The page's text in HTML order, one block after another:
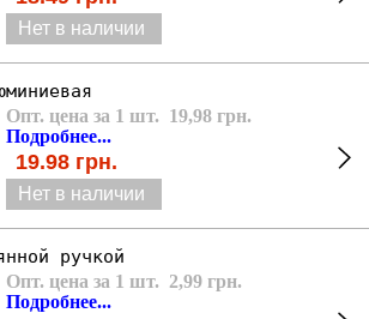
Нет в наличии
Опт. цена за 1 шт. 19,98 грн.
Подробнее...
19.98 грн.
Нет в наличии
ручкой
Опт. цена за 1 шт. 2,99 грн.
Подробнее...